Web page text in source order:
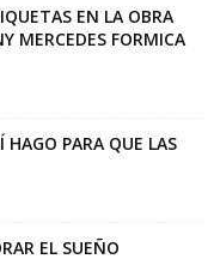
EN LA OBRA
MERCEDES FORMICA
HAGO PARA QUE LAS
EL SUEÑO